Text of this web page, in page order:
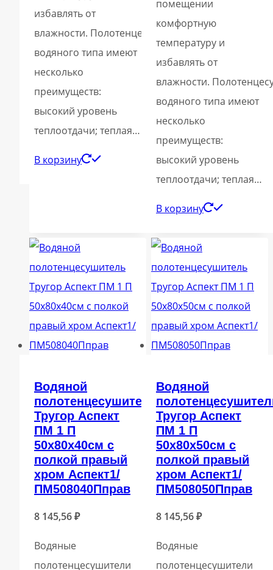
избавлять от
влажности. Полотенцесушители
водяного типа имеют
несколько
преимуществ:
высокий уровень
теплоотдачи; теплая…
В корзину
помещении
комфортную
температуру и
избавлять от
влажности.
водяного типа имеют
несколько
преимуществ:
высокий уровень
теплоотдачи; теплая…
В корзину
Водяной
полотенцесушитель
Тругор Аспект
ПМ 1 П
50x80x40см с
полкой правый
хром Аспект1/
ПМ508040Пправ
8 145,56₽
Водяные
полотенцесушители
Водяной
Тругор Аспект
ПМ 1 П
50x80x50см с
полкой правый
хром Аспект1/
ПМ508050Пправ
8 145,56₽
Водяные
полотенцесушители